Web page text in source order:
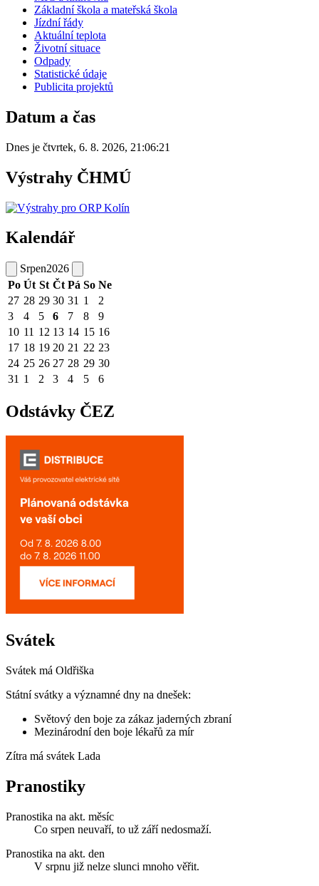
Základní škola a mateřská škola
Jízdní řády
Aktuální teplota
Životní situace
Odpady
Statistické údaje
Publicita projektů
Datum a čas
Dnes je čtvrtek, 6. 8. 2026, 21:06:21
Výstrahy ČHMÚ
Kalendář
Srpen2026
Po Út St Čt Pá So Ne
27 28 29 30 31 1
2
3
4 5 6 7 8
9
10 11 12 13 14 15 16
17 18 19 20 21 22 23
24 25 26 27 28 29 30
31 1 2 3 4 5 6
Odstávky ČEZ
Svátek
Svátek má Oldřiška
Státní svátky a významné dny na dnešek:
Světový den boje za zákaz jaderných zbraní
Mezinárodní den boje lékařů za mír
Zítra má svátek Lada
Pranostiky
Pranostika na akt. měsíc
Co srpen neuvaří, to už září nedosmaží.
Pranostika na akt. den
V srpnu již nelze slunci mnoho věřit.